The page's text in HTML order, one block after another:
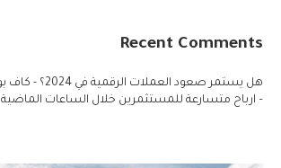
Recent Comments
هل يستمر صعود العملات الرقمية في 2024؟ - كاف بوست
– ارباح متسارعة للمستثمرين خلال الساعات الماضية